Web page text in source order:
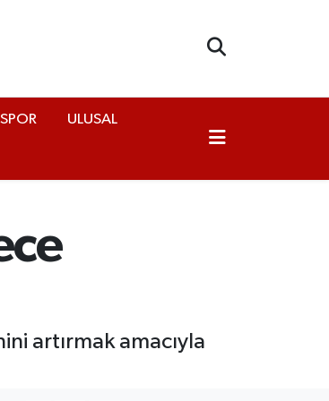
SPOR ULUSAL
artırmak amacıyla